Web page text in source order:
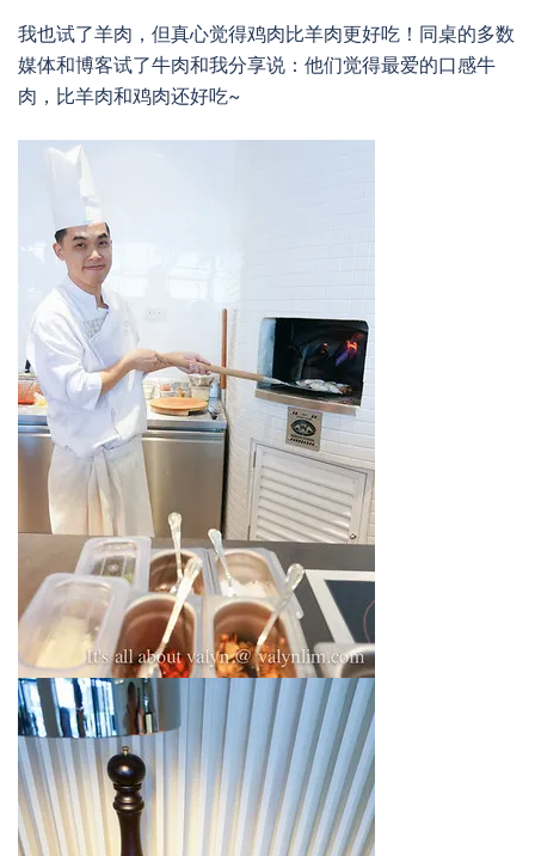
我也试了羊肉，但真心觉得鸡肉比羊肉更好吃！同桌的多数
媒体和博客试了牛肉和我分享说：他们觉得最爱的口感牛
肉，比羊肉和鸡肉还好吃~